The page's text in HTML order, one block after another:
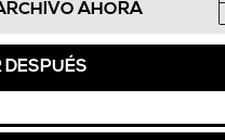
AHORA
DESPUÉS